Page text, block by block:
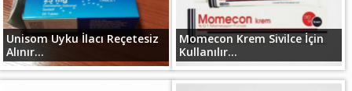
Unisom Uyku İlacı Reçetesiz
Alınır...
Momecon Krem Sivilce İçin
Kullanılır...